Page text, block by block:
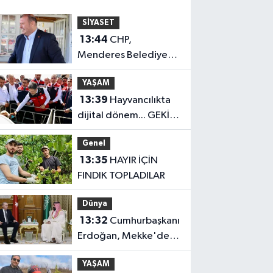
SİYASET
13:44
Menderes Belediye
Başkanı İlkay Çiçek'i
kesin ihraç talebiyle
disipline sevk etti
YAŞAM
13:39
dijital dönem... GEKİS
Kars'ta uygulamaya
alındı
Genel
13:35
FINDIK TOPLADILAR
Dünya
13:32
Erdoğan, Mekke'de
Veliaht Prens
Muhammed bin
YAŞAM